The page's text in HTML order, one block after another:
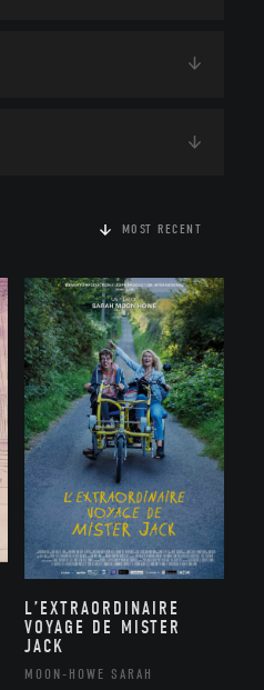
MOST RECENT
L’EXTRAORDINAIRE
VOYAGE DE MISTER
JACK
MOON-HOWE SARAH